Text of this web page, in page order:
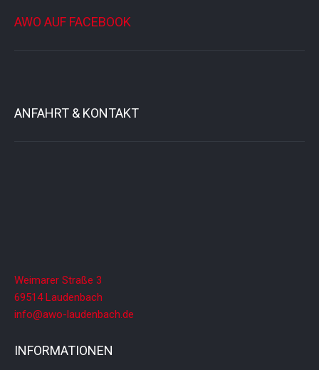
n
g
AWO AUF FACEBOOK
ANFAHRT & KONTAKT
Weimarer Straße 3
69514 Laudenbach
info@awo-laudenbach.de
INFORMATIONEN